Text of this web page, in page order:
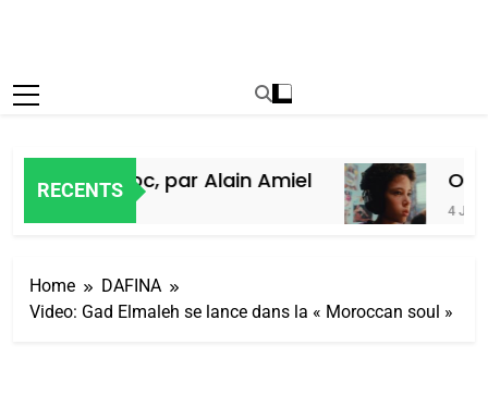
RECENTS
du Maroc, par Alain Amiel
4 Jours
Home
DAFINA
Video: Gad Elmaleh se lance dans la « Moroccan soul »